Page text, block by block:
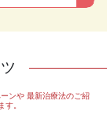
ンや最新治療法のご紹
。